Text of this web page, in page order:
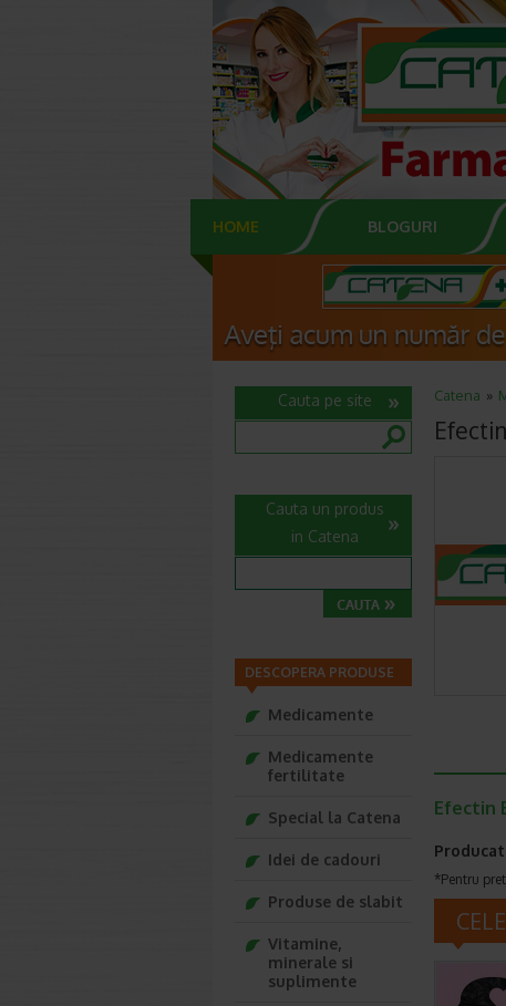
HOME BLOGURI
Catena
Efectin
*Pentru
Cauta pe site
Cauta un produs
in Catena
DESCOPERA PRODUSE
Medicamente
Medicamente
fertilitate
Special la Catena
Idei de cadouri
Produse de slabit
Vitamine,
minerale si
suplimente